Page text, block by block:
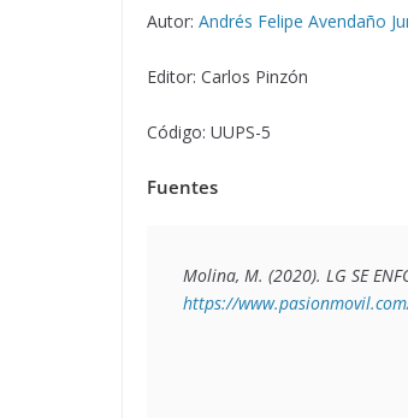
Autor: Andrés Felipe Avendaño
Editor: Carlos Pinzón
Código: UUPS-5
Fuentes
Molina, M. (2020). LG SE
https://